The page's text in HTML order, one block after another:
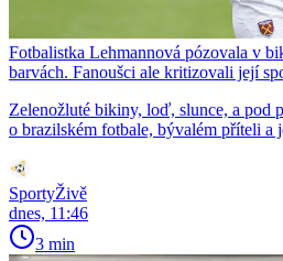
Fotbalistka Lehmannová pózovala v
barvách. Fanoušci ale kritizovali její
Zelenožluté bikiny, loď, slunce, a pod
o brazilském fotbale, bývalém příteli a
SportyŽivě
dnes, 11:46
3 min